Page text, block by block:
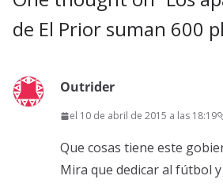
de El Prior suman 600
Outrider
el 10 de abril de 2015 a las 18:19
Que cosas tiene este
Mira que dedicar al fútbol